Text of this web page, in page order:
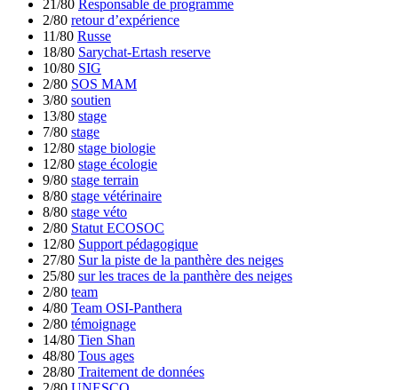
21/80 Responsable de programme
2/80 retour d’expérience
11/80 Russe
18/80 Sarychat-Ertash reserve
10/80 SIG
2/80 SOS MAM
3/80 soutien
13/80 stage
7/80 stage
12/80 stage biologie
12/80 stage écologie
9/80 stage terrain
8/80 stage vétérinaire
8/80 stage véto
2/80 Statut ECOSOC
12/80 Support pédagogique
27/80 Sur la piste de la panthère des neiges
25/80 sur les traces de la panthère des neiges
2/80 team
4/80 Team OSI-Panthera
2/80 témoignage
14/80 Tien Shan
48/80 Tous ages
28/80 Traitement de données